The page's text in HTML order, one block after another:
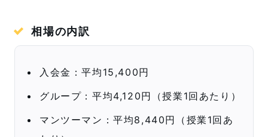
相場の内訳
入会金：平均15,400円
グループ：平均4,120円（授業1回あたり）
マンツーマン：平均8,440円（授業1回あ